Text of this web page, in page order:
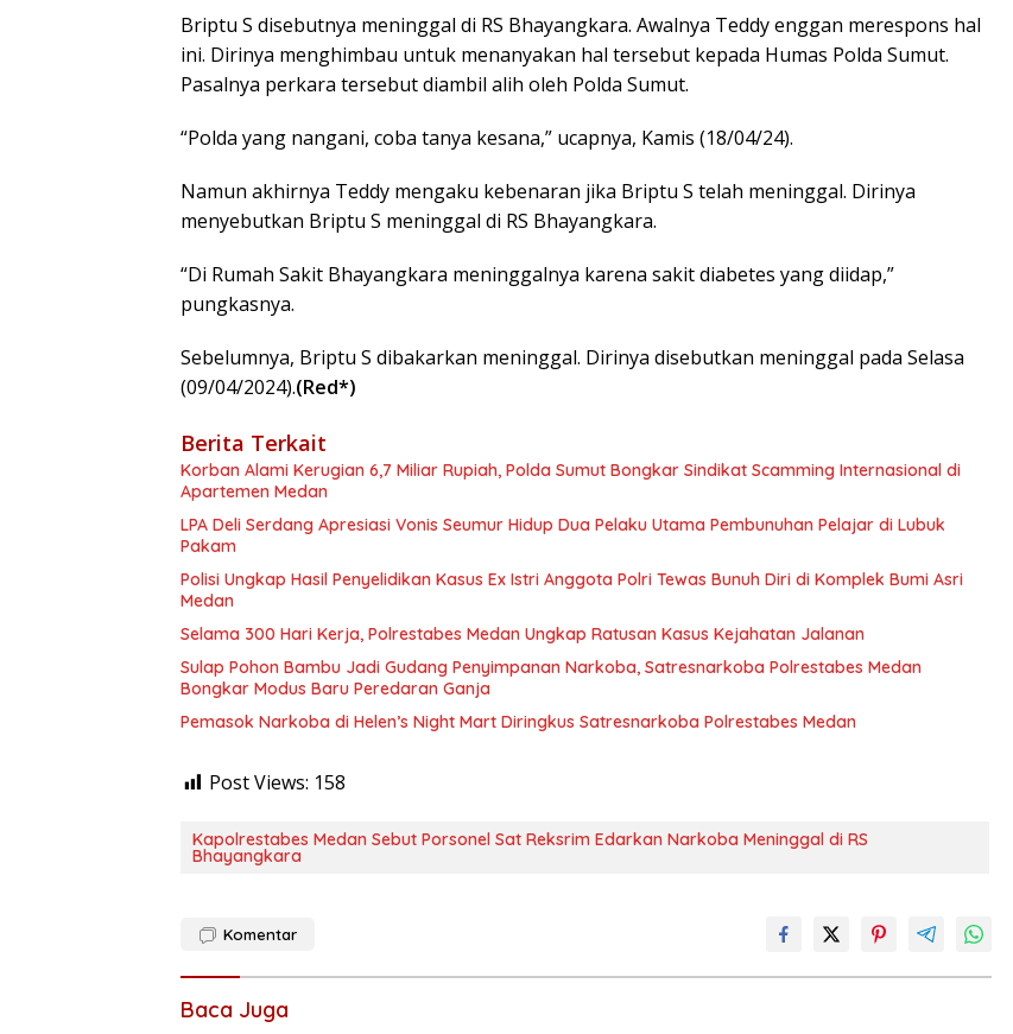
Briptu S disebutnya meninggal di RS Bhayangkara. Awalnya Teddy enggan merespons hal
ini. Dirinya menghimbau untuk menanyakan hal tersebut kepada Humas Polda Sumut.
Pasalnya perkara tersebut diambil alih oleh Polda Sumut.
“Polda yang nangani, coba tanya kesana,” ucapnya, Kamis (18/04/24).
Namun akhirnya Teddy mengaku kebenaran jika Briptu S telah meninggal. Dirinya
menyebutkan Briptu S meninggal di RS Bhayangkara.
“Di Rumah Sakit Bhayangkara meninggalnya karena sakit diabetes yang diidap,”
pungkasnya.
Sebelumnya, Briptu S dibakarkan meninggal. Dirinya disebutkan meninggal pada Selasa
(09/04/2024).(Red*)
Berita Terkait
Korban Alami Kerugian 6,7 Miliar Rupiah, Polda Sumut Bongkar Sindikat Scamming Internasional di
Apartemen Medan
LPA Deli Serdang Apresiasi Vonis Seumur Hidup Dua Pelaku Utama Pembunuhan Pelajar di Lubuk
Pakam
Polisi Ungkap Hasil Penyelidikan Kasus Ex Istri Anggota Polri Tewas Bunuh Diri di Komplek Bumi Asri
Medan
Selama 300 Hari Kerja, Polrestabes Medan Ungkap Ratusan Kasus Kejahatan Jalanan
Sulap Pohon Bambu Jadi Gudang Penyimpanan Narkoba, Satresnarkoba Polrestabes Medan
Bongkar Modus Baru Peredaran Ganja
Pemasok Narkoba di Helen’s Night Mart Diringkus Satresnarkoba Polrestabes Medan
Post Views: 158
Kapolrestabes Medan Sebut Porsonel Sat Reksrim Edarkan Narkoba Meninggal di RS
Bhayangkara
Komentar
Baca Juga